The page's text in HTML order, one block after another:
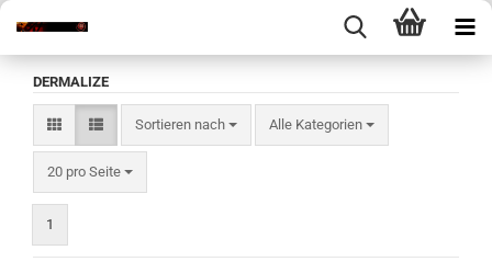
DERMALIZE
Sortieren nach
Sortieren nach Alle Kategorien
20 pro Seite
pro Seite
1